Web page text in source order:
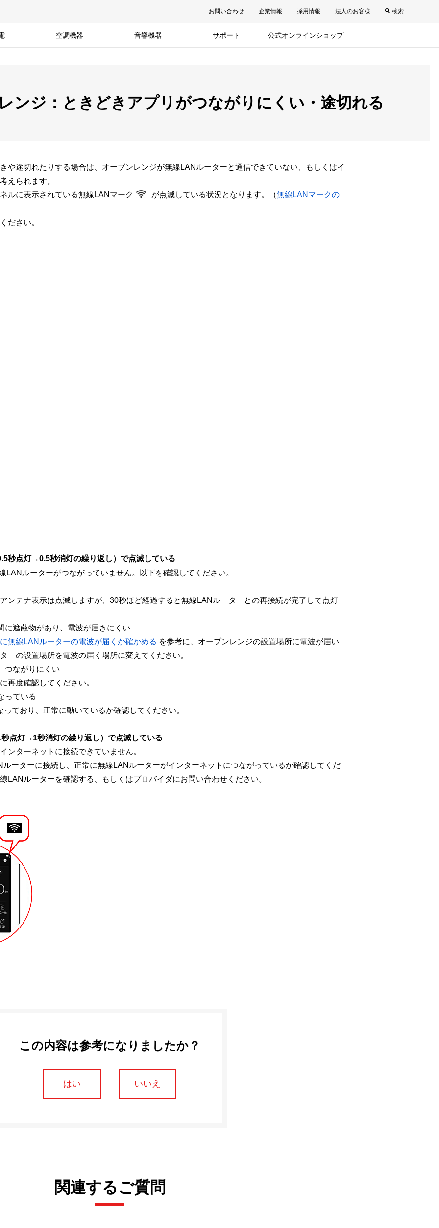
お問い合わせ 企業情報 採用情報 法人のお客様 検索
空調機器 音響機器 サポート 公式オンラインショップ
ンジ：ときどきアプリがつながりにくい・途切れる
や途切れたりする場合は、オーブンレンジが無線LANルーターと通信できていない、もしくはイ
えられます。
ルに表示されている無線LANマーク
が点滅している状況となります。（無線LANマークの
ださい。
秒点灯→0.5秒消灯の繰り返し）で点滅している
LANルーターがつながっていません。以下を確認してください。
ンテナ表示は点滅しますが、30秒ほど経過すると無線LANルーターとの再接続が完了して点灯
に遮蔽物があり、電波が届きにくい
無線LANルーターの電波が届くか確かめる を参考に、オーブンレンジの設置場所に電波が届い
ーの設置場所を電波の届く場所に変えてください。
つながりにくい
再度確認してください。
っている
ており、正常に動いているか確認してください。
点灯→1秒消灯の繰り返し）で点滅している
ンターネットに接続できていません。
ーターに接続し、正常に無線LANルーターがインターネットにつながっているか確認してくだ
LANルーターを確認する、もしくはプロバイダにお問い合わせください。
この内容は参考になりましたか？
はい いいえ
関連するご質問